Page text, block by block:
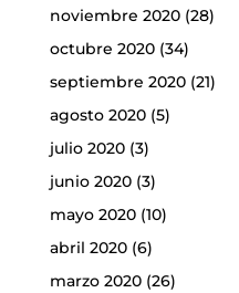
noviembre 2020(28)
octubre 2020(34)
septiembre 2020(21)
agosto 2020(5)
julio 2020(3)
junio 2020(3)
mayo 2020(10)
abril 2020(6)
marzo 2020(26)